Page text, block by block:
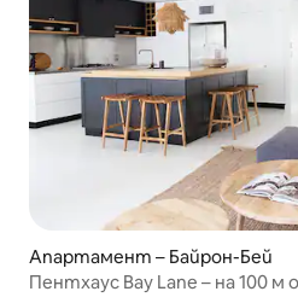
Апартамент – Байрон-Бей
Пентхаус Bay Lane – на 100 м